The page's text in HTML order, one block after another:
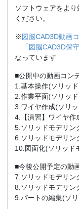
ソフトウェアをよ
ください。
※図脳CAD3D動画
「図脳CAD3D保
なっています
■公開中の動画コン
1.基本操作(ソリッ
2.作業平面(ソリッ
3.ワイヤ作成(ソリ
4.【演習】ワイヤ作
5.ソリッドモデリ
6.ソリッドモデリ
10.図面化(ソリッド
■今後公開予定の動
7.ソリッドモデリ
8.ソリッドモデリ
9.パートの編集(ソ